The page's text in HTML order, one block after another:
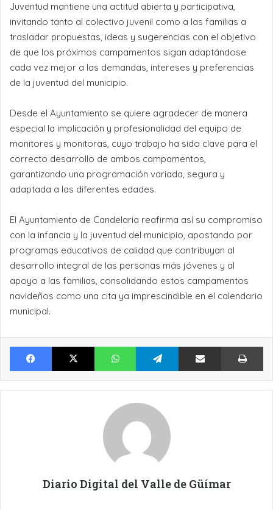
Juventud mantiene una actitud abierta y participativa,
invitando tanto al colectivo juvenil como a las familias a
trasladar propuestas, ideas y sugerencias con el objetivo
de que los próximos campamentos sigan adaptándose
cada vez mejor a las demandas, intereses y preferencias
de la juventud del municipio.
Desde el Ayuntamiento se quiere agradecer de manera
especial la implicación y profesionalidad del equipo de
monitores y monitoras, cuyo trabajo ha sido clave para el
correcto desarrollo de ambos campamentos,
garantizando una programación variada, segura y
adaptada a las diferentes edades.
El Ayuntamiento de Candelaria reafirma así su compromiso
con la infancia y la juventud del municipio, apostando por
programas educativos de calidad que contribuyan al
desarrollo integral de las personas más jóvenes y al
apoyo a las familias, consolidando estos campamentos
navideños como una cita ya imprescindible en el calendario
municipal.
Facebook X WhatsApp Telegram Compartir por Email
Diario Digital del Valle de Güímar